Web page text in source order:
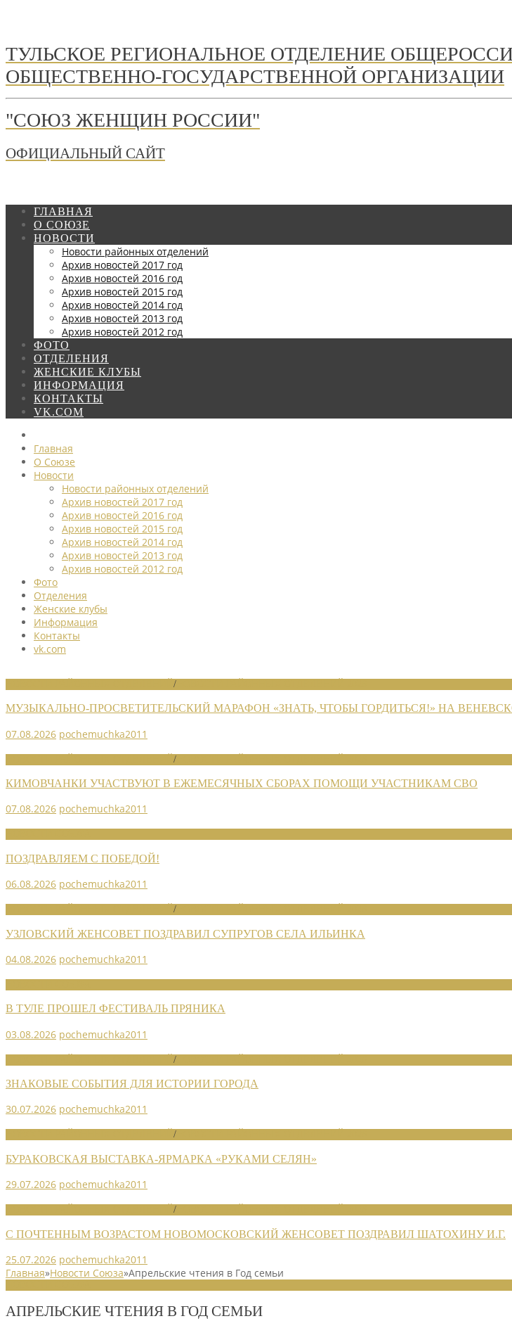
ТУЛЬСКОЕ РЕГИОНАЛЬНОЕ ОТДЕЛЕНИЕ
ОБЩЕСТВЕННО-ГОСУДАРСТВЕННОЙ ОРГАНИЗАЦИИ
"СОЮЗ ЖЕНЩИН РОССИИ"
ОФИЦИАЛЬНЫЙ САЙТ
ГЛАВНАЯ
О СОЮЗЕ
НОВОСТИ
Новости районных отделений
Архив новостей 2017 год
Архив новостей 2016 год
Архив новостей 2015 год
Архив новостей 2014 год
Архив новостей 2013 год
Архив новостей 2012 год
ФОТО
ОТДЕЛЕНИЯ
ЖЕНСКИЕ КЛУБЫ
ИНФОРМАЦИЯ
КОНТАКТЫ
VK.COM
Главная
О Союзе
Новости
Новости районных отделений
Архив новостей 2017 год
Архив новостей 2016 год
Архив новостей 2015 год
Архив новостей 2014 год
Архив новостей 2013 год
Архив новостей 2012 год
Фото
Отделения
Женские клубы
Информация
Контакты
vk.com
/
МУЗЫКАЛЬНО-ПРОСВЕТИТЕЛЬСКИЙ МАРАФОН «ЗНАТЬ, ЧТОБЫ ГОРДИТЬСЯ!» НА
07.08.2026 pochemuchka2011
/
КИМОВЧАНКИ УЧАСТВУЮТ В ЕЖЕМЕСЯЧНЫХ СБОРАХ ПОМОЩИ УЧАСТНИКАМ СВО
07.08.2026 pochemuchka2011
ПОЗДРАВЛЯЕМ С ПОБЕДОЙ!
06.08.2026 pochemuchka2011
/
УЗЛОВСКИЙ ЖЕНСОВЕТ ПОЗДРАВИЛ СУПРУГОВ СЕЛА ИЛЬИНКА
04.08.2026 pochemuchka2011
В ТУЛЕ ПРОШЕЛ ФЕСТИВАЛЬ ПРЯНИКА
03.08.2026 pochemuchka2011
/
ЗНАКОВЫЕ СОБЫТИЯ ДЛЯ ИСТОРИИ ГОРОДА
30.07.2026 pochemuchka2011
/
БУРАКОВСКАЯ ВЫСТАВКА-ЯРМАРКА «РУКАМИ СЕЛЯН»
29.07.2026 pochemuchka2011
/
С ПОЧТЕННЫМ ВОЗРАСТОМ НОВОМОСКОВСКИЙ ЖЕНСОВЕТ ПОЗДРАВИЛ ШАТОХИНУ И.Г.
25.07.2026 pochemuchka2011
Главная»Новости Союза»Апрельские чтения в Год семьи
АПРЕЛЬСКИЕ ЧТЕНИЯ В ГОД СЕМЬИ